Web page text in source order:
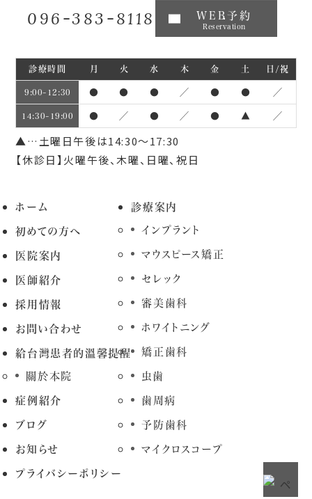
096-383-8118 WEB予約
Reservation
診療時間 月 火 水 木 金 土 日/祝
9:00~12:30 ● ● ● ／ ● ● ／
14:30~19:00 ● ／ ● ／ ● ▲ ／
▲…土曜日午後は14:30～17:30
【休診日】火曜午後、木曜、日曜、祝日
ホーム
初めての方へ
医院案内
医師紹介
採用情報
お問い合わせ
給台灣患者的溫馨提醒
關於本院
症例紹介
ブログ
お知らせ
プライバシーポリシー
診療案内
インプラント
マウスピース矯正
セレック
審美歯科
ホワイトニング
矯正歯科
虫歯
歯周病
予防歯科
マイクロスコープ